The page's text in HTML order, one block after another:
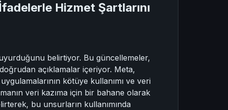
Hizmet Şartlarını
belirtiyor. Bu güncellemeler,
açıklamalar içeriyor. Meta,
kötüye kullanımı ve veri
veri kazıma için bir bahane olarak
bu unsurların kullanımında